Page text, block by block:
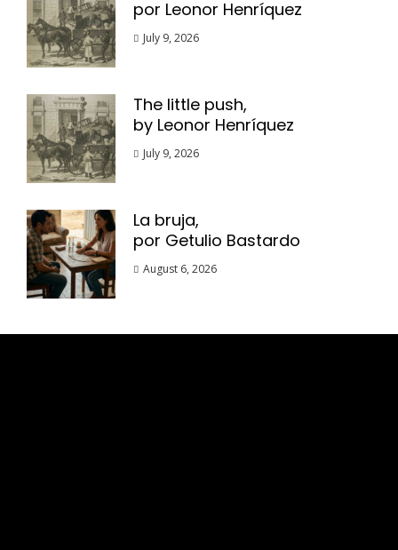
por Leonor Henríquez
July 9, 2026
The little push,
by Leonor Henríquez
July 9, 2026
La bruja,
por Getulio Bastardo
August 6, 2026